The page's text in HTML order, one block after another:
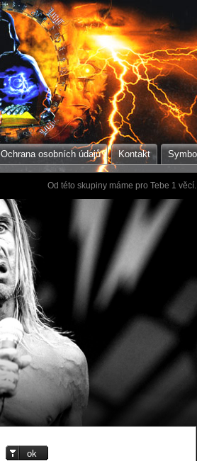
Ochrana osobních údajů Kontakt
Od této skupiny máme pro Tebe 1 věcí.